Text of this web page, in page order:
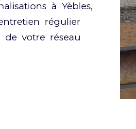
à Yèbles,
régulier
de votre réseau